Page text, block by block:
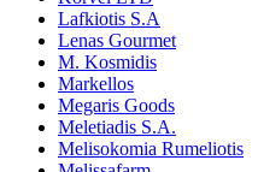
Lafkiotis S.A
Lenas Gourmet
M. Kosmidis
Markellos
Megaris Goods
Meletiadis S.A.
Melisokomia Rumeliotis